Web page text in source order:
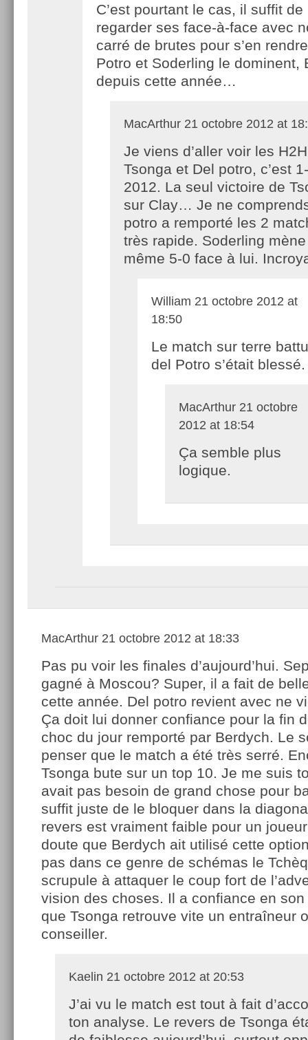
C’est pourtant le cas, il suffit de
regarder ses face-à-face avec
carré de brutes pour s’en
Potro et Soderling le dominent,
depuis cette année…
MacArthur 21 octobre 2012 at
Je viens d’aller voir les
Tsonga et Del potro, c’est
2012. La seul victoire de
sur Clay… Je ne
potro a remporté les 2
très rapide. Soderling
même 5-0 face à lui.
William 21 octobre 2012 at
18:50
Le match sur terre
del Potro s’était blessé.
MacArthur 21 octobre
2012 at 18:54
Ça semble plus
logique.
MacArthur 21 octobre 2012 at 18:33
Pas pu voir les finales d’aujourd’hui.
gagné à Moscou? Super, il a fait de
cette année. Del potro revient avec ne
Ça doit lui donner confiance pour la fin
choc du jour remporté par Berdych. Le
penser que le match a été très serré.
Tsonga bute sur un top 10. Je me suis
avait pas besoin de grand chose pour
suffit juste de le bloquer dans la
revers est vraiment faible pour un
doute que Berdych ait utilisé cette
pas dans ce genre de schémas le
scrupule à attaquer le coup fort de
vision des choses. Il a confiance en
que Tsonga retrouve vite un entraîneur
conseiller.
Kaelin 21 octobre 2012 at 20:53
J’ai vu le match est tout à fait
ton analyse. Le revers de Tsonga